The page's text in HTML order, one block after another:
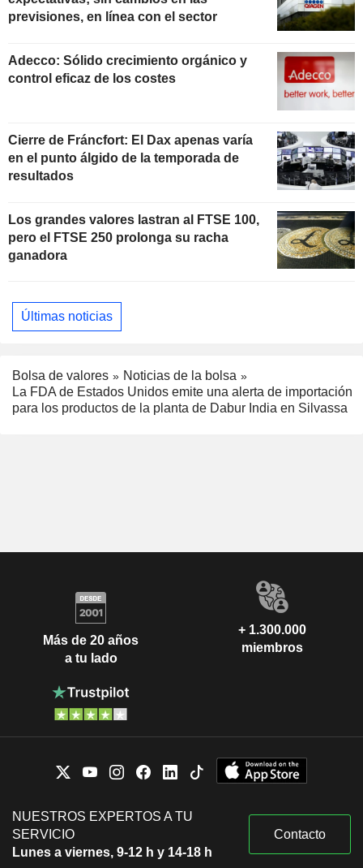
previsiones, en línea con el sector
Adecco: Sólido crecimiento orgánico y
control eficaz de los costes
Cierre de Fráncfort: El Dax apenas varía
en el punto álgido de la temporada de
resultados
Los grandes valores lastran al FTSE 100,
pero el FTSE 250 prolonga su racha
ganadora
Últimas noticias
Bolsa de valores
Noticias de la bolsa
La FDA de Estados Unidos emite una alerta de importación
para los productos de la planta de Dabur India en Silvassa
Más de 20 años
a tu lado
+ 1.300.000
miembros
NUESTROS EXPERTOS A TU
SERVICIO
Lunes a viernes, 9-12 h y 14-18 h
Contacto